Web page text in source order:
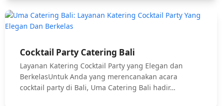
Cocktail Party Catering Bali
Layanan Katering Cocktail Party yang Elegan dan
BerkelasUntuk Anda yang merencanakan acara
cocktail party di Bali, Uma Catering Bali hadir…